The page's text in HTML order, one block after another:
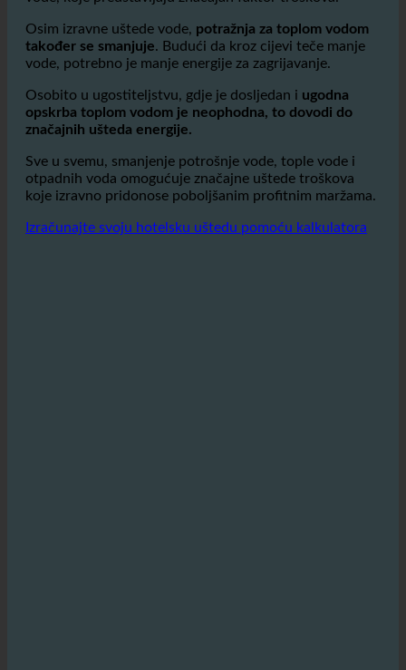
hotelskim lancima.
Ovo ne samo da smanjuje račune za
vodu, već također smanjuje skupe naknade za otpadne
vode, koje predstavljaju značajan faktor troškova.
Osim izravne uštede vode,
potražnja za toplom vodom
također se smanjuje. Budući da kroz cijevi teče manje
vode, potrebno je manje energije za zagrijavanje.
Osobito u ugostiteljstvu, gdje je dosljedan i
opskrba toplom vodom je neophodna, to dovodi do
značajnih ušteda energije.
Sve u svemu, smanjenje potrošnje vode, tople vode i
otpadnih voda omogućuje značajne uštede troškova